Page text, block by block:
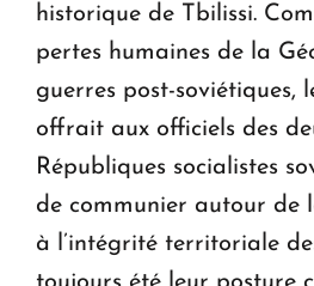
historique de Tbilissi.
pertes humaines de la
guerres post-soviétiques,
offrait aux officiels des
Républiques socialistes
de communier autour de
à l’intégrité territoriale